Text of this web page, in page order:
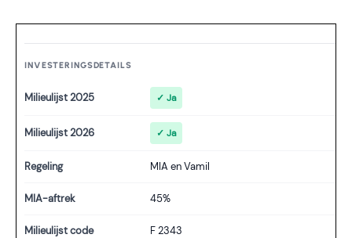
INVESTERINGSDETAILS
Milieulijst 2025 ✓ Ja
Milieulijst 2026 ✓ Ja
Regeling MIA en Vamil
MIA-aftrek 45%
Milieulijst code F 2343